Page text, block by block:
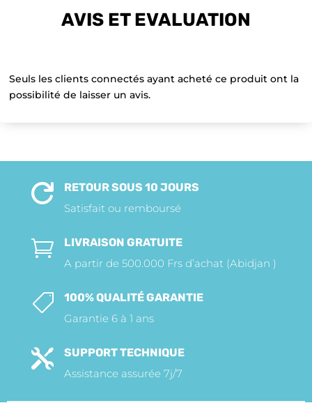
AVIS ET EVALUATION
Seuls les clients connectés ayant acheté ce produit ont la
possibilité de laisser un avis.

RETOUR SOUS 10 JOURS
Satisfait ou remboursé

LIVRAISON GRATUITE
A partir de 500.000 Frs d’achat (Abidjan )

100% QUALITÉ GARANTIE
Garantie 6 à 1 ans

SUPPORT TECHNIQUE
Assistance assurée 7j/7